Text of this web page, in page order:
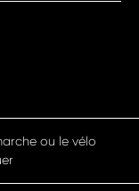
ou le vélo